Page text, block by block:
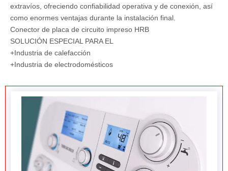
extravíos, ofreciendo confiabilidad operativa y de conexión, así
como enormes ventajas durante la instalación final.
Conector de placa de circuito impreso HRB
SOLUCIÓN ESPECIAL PARA EL
+Industria de calefacción
+Industria de electrodomésticos